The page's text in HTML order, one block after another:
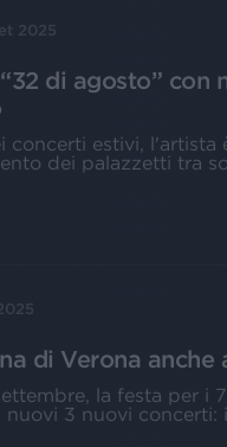
2025
di agosto” con
concerti estivi,
dei palazzetti tra
di Verona
la festa per i
nuovi 3 nuovi